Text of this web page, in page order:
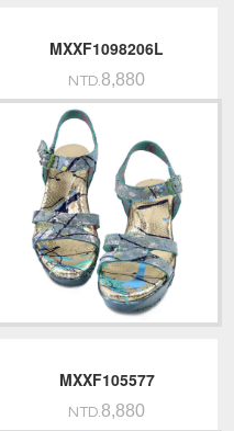
MXXF1098206L
NTD.8,880
MXXF105577
NTD.8,880